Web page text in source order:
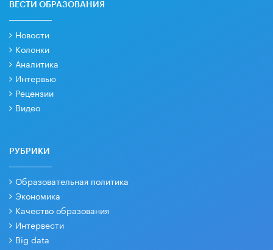
ВЕСТИ ОБРАЗОВАНИЯ
Новости
Колонки
Аналитика
Интервью
Рецензии
Видео
РУБРИКИ
Образовательная политика
Экономика
Качество образования
Интервести
Big data